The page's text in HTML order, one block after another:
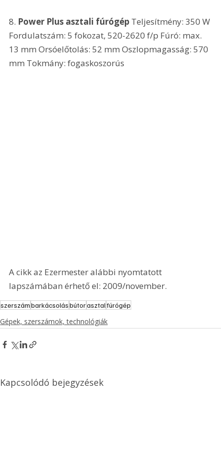
8. Power Plus asztali fúrógép Teljesítmény: 350 W
Fordulatszám: 5 fokozat, 520-2620 f/p Fúró: max.
13 mm Orsóelőtolás: 52 mm Oszlopmagasság: 570
mm Tokmány: fogaskoszorús
A cikk az Ezermester alábbi nyomtatott
lapszámában érhető el: 2009/november.
szerszámbarkácsolásbútorasztalfúrógép
Gépek, szerszámok, technológiák
Kapcsolódó bejegyzések